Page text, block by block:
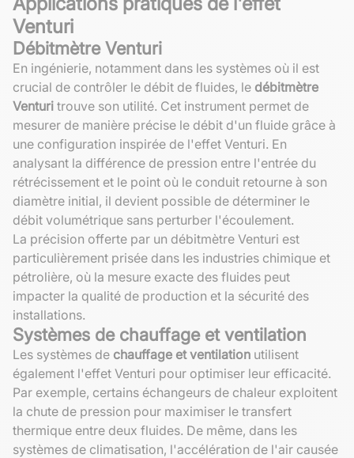
Venturi
Débitmètre Venturi
En ingénierie, notamment dans les systèmes où il est
crucial de contrôler le débit de fluides, le débitmètre
Venturi trouve son utilité. Cet instrument permet de
mesurer de manière précise le débit d'un fluide grâce à
une configuration inspirée de l'effet Venturi. En
analysant la différence de pression entre l'entrée du
rétrécissement et le point où le conduit retourne à son
diamètre initial, il devient possible de déterminer le
débit volumétrique sans perturber l'écoulement.
La précision offerte par un débitmètre Venturi est
particulièrement prisée dans les industries chimique et
pétrolière, où la mesure exacte des fluides peut
impacter la qualité de production et la sécurité des
installations.
Systèmes de chauffage et ventilation
Les systèmes de chauffage et ventilation utilisent
également l'effet Venturi pour optimiser leur efficacité.
Par exemple, certains échangeurs de chaleur exploitent
la chute de pression pour maximiser le transfert
thermique entre deux fluides. De même, dans les
systèmes de climatisation, l'accélération de l'air causée